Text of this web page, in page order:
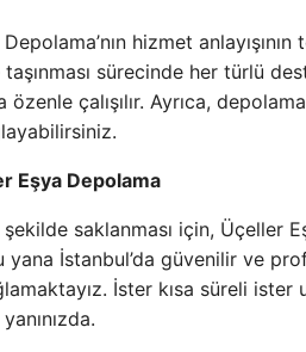
hizmet
sürecinde her türlü
özenle çalışılır. Ayrıca,
Eşya Depolama
saklanması için, Üçeller
yana İstanbul’da güvenilir ve
İster kısa süreli ister